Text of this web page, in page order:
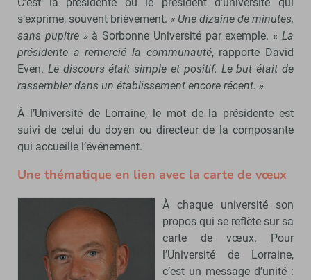
s’exprime, souvent brièvement. « Une dizaine de minutes,
sans pupitre »à Sorbonne Université par exemple. « La
présidente a remercié la communauté, rapporte David
Even. Le discours était simple et positif. Le but était de
rassembler dans un établissement encore récent. »
À l’Université de Lorraine, le mot de la présidente est
suivi de celui du doyen ou directeur de la composante
qui accueille l’événement.
Une thématique en lien avec la carte de vœux
À chaque université son
propos qui se reflète sur sa
carte de vœux. Pour
l’Université de Lorraine,
c’est un message d’unité :